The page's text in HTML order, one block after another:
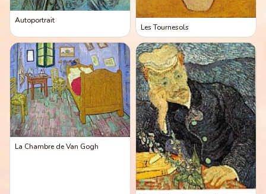
Autoportrait
Les Tournesols
La Chambre de Van Gogh